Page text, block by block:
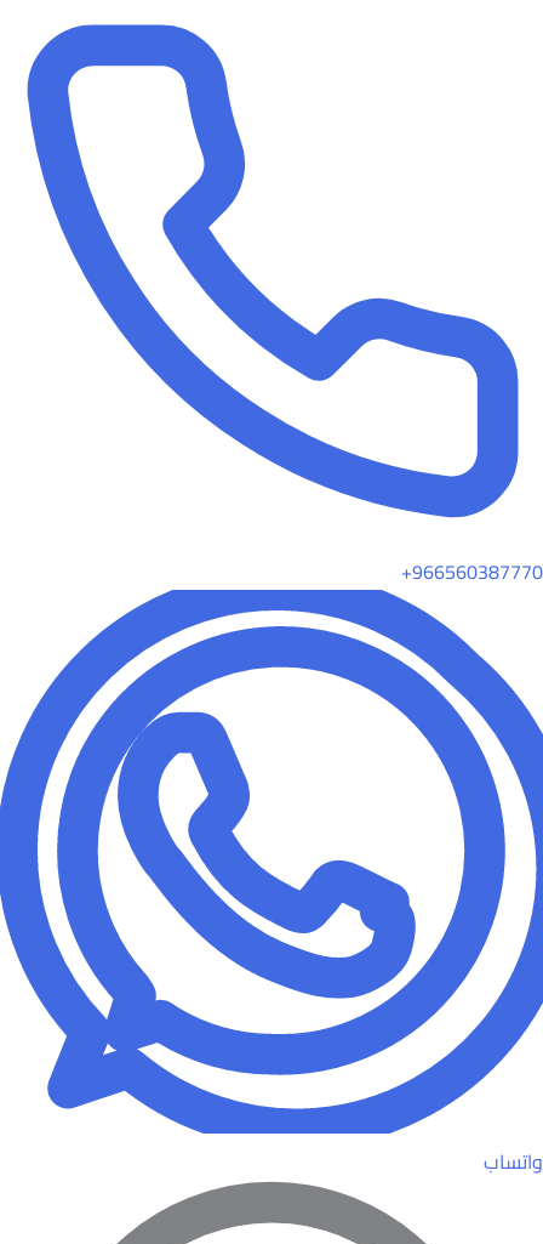
+966560387770
واتساب